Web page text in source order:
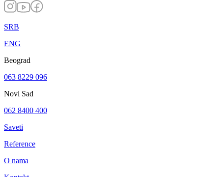
SRB
ENG
Beograd
063 8229 096
Novi Sad
062 8400 400
Saveti
Reference
O nama